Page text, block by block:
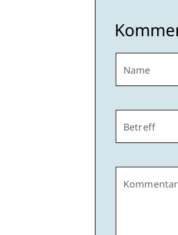
Name
Betreff
Kommentar